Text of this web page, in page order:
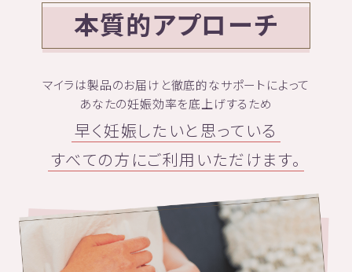
本質的アプローチ
マイラは製品のお届けと徹底的なサポートによって
あなたの妊娠効率を底上げするため
早く妊娠したいと思っている
すべての方にご利用いただけます。